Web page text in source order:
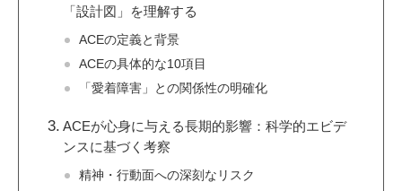
「設計図」を理解する
ACEの定義と背景
ACEの具体的な10項目
「愛着障害」との関係性の明確化
ACEが心身に与える長期的影響：科学的エビデ
ンスに基づく考察
精神・行動面への深刻なリスク